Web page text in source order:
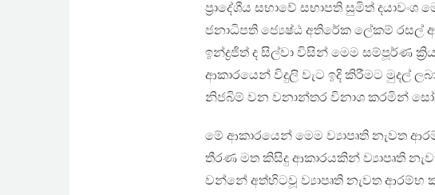
ප්‍රාදේශීය සභාවේ සභාපති සුමිත්
ජනාධිපති ජ්‍යෙෂ්ඨ අතිරේක ලේකම්
ඉන්ද්‍රජිත් ද සිල්වා විසින් මෙම සම්පූර්ණ
ආකාරයෙන් විදුලි වැට ඉදි කිරීමට මුදල්
නිජබිම් වන වනාන්තර විනාශ කරමින්
මේ ආකාරයෙන් මෙම ව්‍යාපෘති නැවත
තීරණ මත කිසිදු ආකාරයකින් ව්‍යාපෘති
වන්නේ අත්හිටවූ ව්‍යාපෘති නැවත ආරම්භ